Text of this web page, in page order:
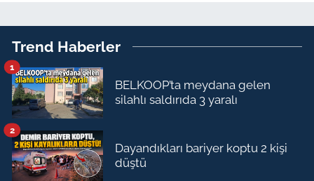
Trend Haberler
BELKOOP’ta meydana gelen
silahlı saldırıda 3 yaralı
1
Dayandıkları bariyer koptu 2 kişi
düştü
2